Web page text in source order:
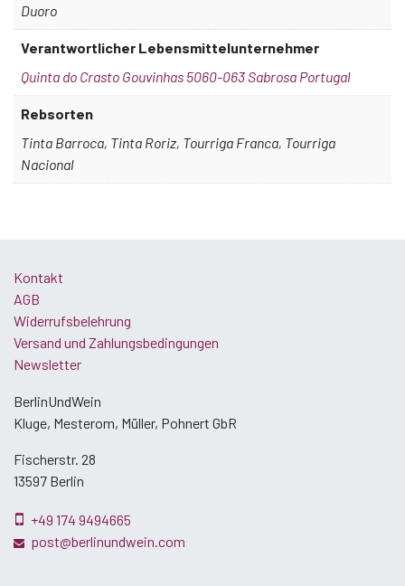
Duoro
Verantwortlicher Lebensmittelunternehmer
Quinta do Crasto Gouvinhas 5060-063 Sabrosa Portugal
Rebsorten
Tinta Barroca, Tinta Roriz, Tourriga Franca, Tourriga
Nacional
Kontakt
AGB
Widerrufsbelehrung
Versand und Zahlungsbedingungen
Newsletter
BerlinUndWein
Kluge, Mesterom, Müller, Pohnert GbR
Fischerstr. 28
13597 Berlin
+49 174 9494665
post@berlinundwein.com